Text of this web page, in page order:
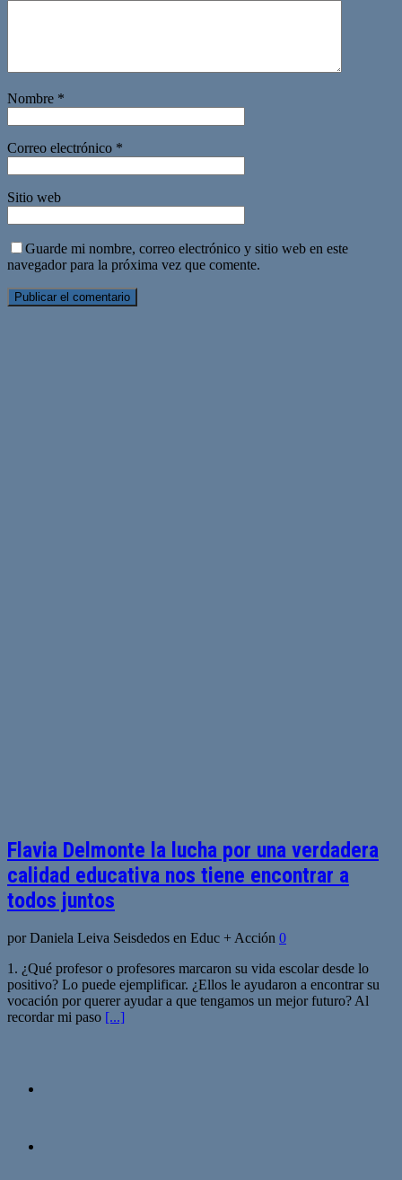
Nombre *
Correo electrónico *
Sitio web
Guarde mi nombre, correo electrónico y sitio web en este
navegador para la próxima vez que comente.
Flavia Delmonte la lucha por una verdadera
calidad educativa nos tiene encontrar a
todos juntos
por Daniela Leiva Seisdedos en Educ + Acción 0
1. ¿Qué profesor o profesores marcaron su vida escolar desde lo
positivo? Lo puede ejemplificar. ¿Ellos le ayudaron a encontrar su
vocación por querer ayudar a que tengamos un mejor futuro? Al
recordar mi paso [...]